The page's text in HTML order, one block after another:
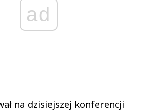
ad
na dzisiejszej konferencji